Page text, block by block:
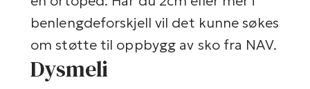
benlengdeforskjell vil det kunne søkes
om støtte til oppbygg av sko fra NAV.
Dysmeli